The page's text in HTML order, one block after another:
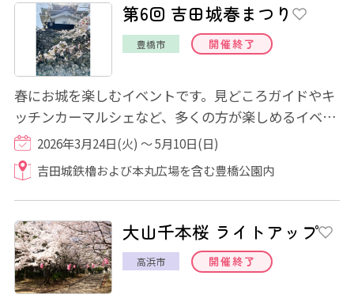
第6回 吉田城春まつり
豊橋市 開催終了
春にお城を楽しむイベントです。見どころガイドやキ
ッチンカーマルシェなど、多くの方が楽しめるイベン
ト内容となっています。3月28日(土)、29日(...
2026年3月24日(火) ～ 5月10日(日)
吉田城鉄櫓および本丸広場を含む豊橋公園内
大山千本桜 ライトアップ
高浜市 開催終了